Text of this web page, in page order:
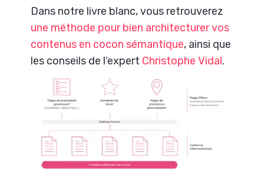
Dans notre livre blanc, vous retrouverez
une méthode pour bien architecturer vos
contenus en cocon sémantique, ainsi que
les conseils de l’expert Christophe Vidal.